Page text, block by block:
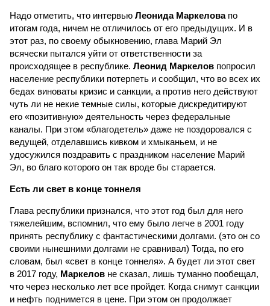
Надо отметить, что интервью Леонида Маркелова по
итогам года, ничем не отличилось от его предыдущих. И в
этот раз, по своему обыкновению, глава Марий Эл
всячески пытался уйти от ответственности за
происходящее в республике. Леонид Маркелов попросил
население республики потерпеть и сообщил, что во всех их
бедах виноваты кризис и санкции, а против него действуют
чуть ли не некие темные силы, которые дискредитируют
его «позитивную» деятельность через федеральные
каналы. При этом «благодетель» даже не поздоровался с
ведущей, отделавшись кивком и хмыканьем, и не
удосужился поздравить с праздником население Марий
Эл, во благо которого он так вроде бы старается.
Есть ли свет в конце тоннеля
Глава республики признался, что этот год был для него
тяжелейшим, вспомнил, что ему было легче в 2001 году
принять республику с фантастическими долгами. (это он со
своими нынешними долгами не сравнивал) Тогда, по его
словам, был «свет в конце тоннеля». А будет ли этот свет
в 2017 году, Маркелов не сказал, лишь туманно пообещал,
что через несколько лет все пройдет. Когда снимут санкции
и нефть поднимется в цене. При этом он продолжает